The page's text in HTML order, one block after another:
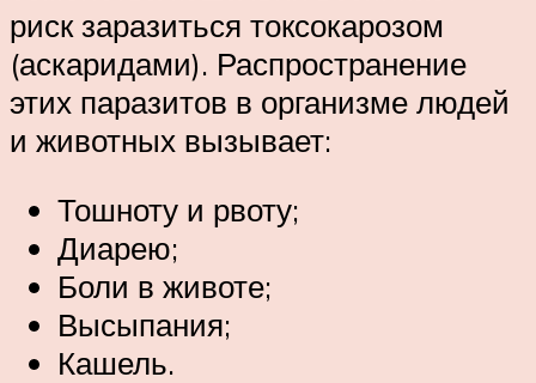
риск заразиться токсокарозом
(аскаридами). Распространение
этих паразитов в организме людей
и животных вызывает:
Тошноту и рвоту;
Диарею;
Боли в животе;
Высыпания;
Кашель.